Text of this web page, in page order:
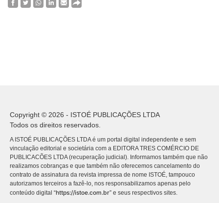
Copyright © 2026 - ISTOÉ PUBLICAÇÕES LTDA
Todos os direitos reservados.
A ISTOÉ PUBLICAÇÕES LTDA é um portal digital independente e sem
vinculação editorial e societária com a EDITORA TRES COMÉRCIO DE
PUBLICACÕES LTDA (recuperação judicial). Informamos também que não
realizamos cobranças e que também não oferecemos cancelamento do
contrato de assinatura da revista impressa de nome ISTOÉ, tampouco
autorizamos terceiros a fazê-lo, nos responsabilizamos apenas pelo
conteúdo digital “https://istoe.com.br” e seus respectivos sites.